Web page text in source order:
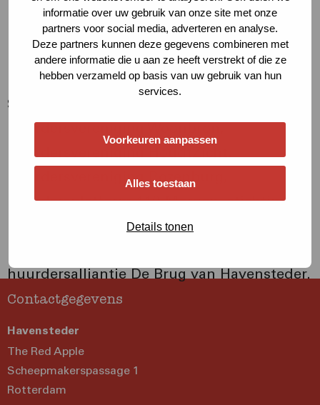
informatie over uw gebruik van onze site met onze
partners voor social media, adverteren en analyse.
Deze partners kunnen deze gegevens combineren met
andere informatie die u aan ze heeft verstrekt of die ze
hebben verzameld op basis van uw gebruik van hun
services.
Voorkeuren aanpassen
Alles toestaan
Details tonen
huurdersorganisaties aan tafel te zitten.
Bij het GOH zijn aangesloten de
klantenraad Woonstad, huurdersplatform
SOR, huurdersraad Hef Wonen,
huurdersvereniging Woonbron,
huurdersvereniging HoudtZicht,
huurdersvereniging Rozenburg,
huurdersplatform 110-Morgen, stichting
Huurdersbelangen MaasWonen, stichting
huurdersalliantie De Brug van Havensteder.
Contactgegevens
Havensteder
The Red Apple
Scheepmakerspassage 1
Rotterdam